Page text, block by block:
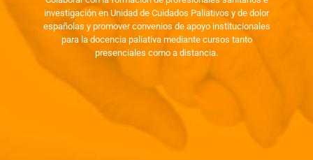
investigación en Unidad de Cuidados Paliativos y de dolor
españolas y promover convenios de apoyo institucionales
para la docencia paliativa mediante cursos tanto
presenciales como a distancia.